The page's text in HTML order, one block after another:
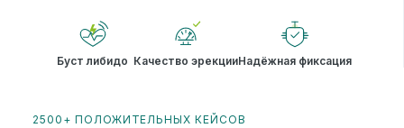
Буст либидо Качество эрекцииНадёжная фиксация
2500+ ПОЛОЖИТЕЛЬНЫХ КЕЙСОВ